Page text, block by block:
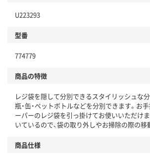
U223293
型番
774779
商品の特徴
レジ袋を隠して分別できるスタイリッシュな
瓶・缶・ペットボトルなどを分別できます。お
ーパーのレジ袋を引っ掛けてお使いいただけ
いているので、袋の取り外しやお掃除の際の移
商品仕様